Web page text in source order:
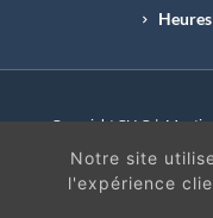
Copyright CLI © |
N°Entreprise :
Notre site
l'expérience